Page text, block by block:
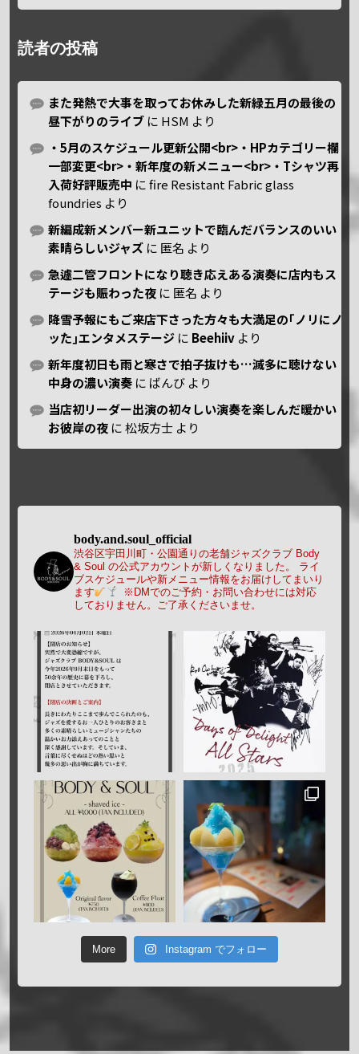
読者の投稿
また発熱で大事を取ってお休みした新緑五月の最後の
昼下がりのライブ に HSM より
・5月のスケジュール更新公開<br>・HPカテゴリー欄
一部変更<br>・新年度の新メニュー<br>・Tシャツ再
入荷好評販売中 にfire Resistant Fabric glass
foundries より
新編成新メンバー新ユニットで臨んだバランスのいい
素晴らしいジャズ に 匿名 より
急遽二管フロントになり聴き応えある演奏に店内もス
テージも賑わった夜 に 匿名 より
降雪予報にもご来店下さった方々も大満足の｢ノリにノ
ッた｣エンタメステージ に Beehiiv より
新年度初日も雨と寒さで拍子抜けも…滅多に聴けない
中身の濃い演奏 に ばんび より
当店初リーダー出演の初々しい演奏を楽しんだ暖かい
お彼岸の夜 に松坂方士 より
body.and.soul_official
渋谷区宇田川町・公園通りの老舗ジャズクラブ Body
& Soul の公式アカウントが新しくなりました。
ライ
ブスケジュールや新メニュー情報をお届けしてまいり
ます
※DMでのご予約・お問い合わせには対応
しておりません。ご了承くださいませ。
More Instagram でフォロー